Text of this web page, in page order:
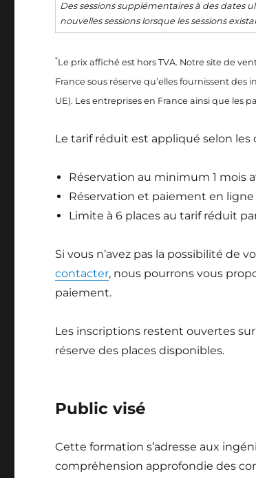
Des sessions supplémentaires à des dates
nouvelles sessions lorsque les sessions
*Le prix affiché est hors TVA. Notre site de
France sous réserve qu’elles fournissent
UE). Les entreprises en France ainsi que les
Le tarif réduit est appliqué selon les
Réservation au minimum 1 mois
Réservation et paiement en
Limite à 6 places au tarif réduit
Si vous n’avez pas la possibilité de
contacter, nous pourrons vous
paiement.
Les inscriptions restent ouvertes
réserve des places disponibles.
Public visé
Cette formation s’adresse aux
compréhension approfondie des